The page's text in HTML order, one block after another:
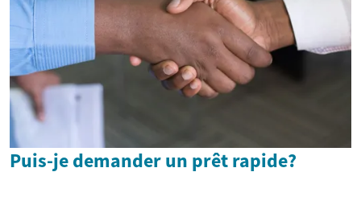
Puis-je demander un prêt rapide?